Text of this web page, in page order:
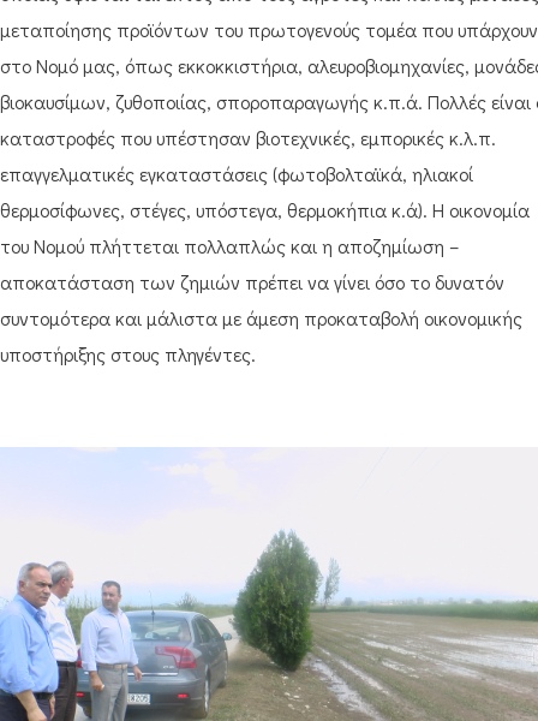
μεταποίησης προϊόντων του πρωτογενούς τομέα που υπάρχουν
στο Νομό μας, όπως εκκοκκιστήρια, αλευροβιομηχανίες,
βιοκαυσίμων, ζυθοποιίας, σποροπαραγωγής κ.π.ά. Πολλές είναι
καταστροφές που υπέστησαν βιοτεχνικές, εμπορικές κ.λ.π.
επαγγελματικές εγκαταστάσεις (φωτοβολταϊκά, ηλιακοί
θερμοσίφωνες, στέγες, υπόστεγα, θερμοκήπια κ.ά). Η οικονομία
του Νομού πλήττεται πολλαπλώς και η αποζημίωση –
αποκατάσταση των ζημιών πρέπει να γίνει όσο το δυνατόν
συντομότερα και μάλιστα με άμεση προκαταβολή οικονομικής
υποστήριξης στους πληγέντες.